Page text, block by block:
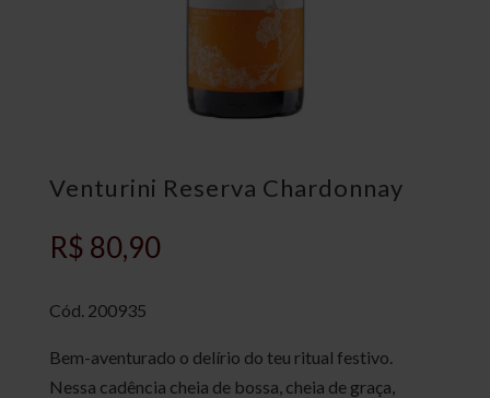
Venturini Reserva Chardonnay
R$ 80,90
Cód. 200935
Bem-aventurado o delírio do teu ritual festivo.
Nessa cadência cheia de bossa, cheia de graça,